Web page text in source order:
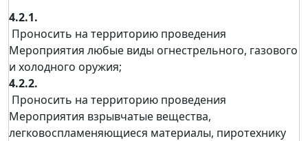
4.2.1.
Проносить на территорию проведения
Мероприятия любые виды огнестрельного, газового
и холодного оружия;
4.2.2.
Проносить на территорию проведения
Мероприятия взрывчатые вещества,
легковоспламеняющиеся материалы, пиротехнику